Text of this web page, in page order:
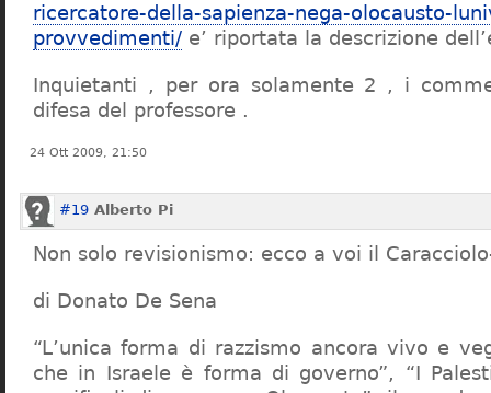
ricercatore-della-sapienza-nega-olocausto-
provvedimenti/ e’ riportata la descrizione
Inquietanti , per ora solamente 2 , i
difesa del professore .
24 Ott 2009, 21:50
#19 Alberto Pi
Non solo revisionismo: ecco a voi il
di Donato De Sena
“L’unica forma di razzismo ancora vivo e
che in Israele è forma di governo”, “I